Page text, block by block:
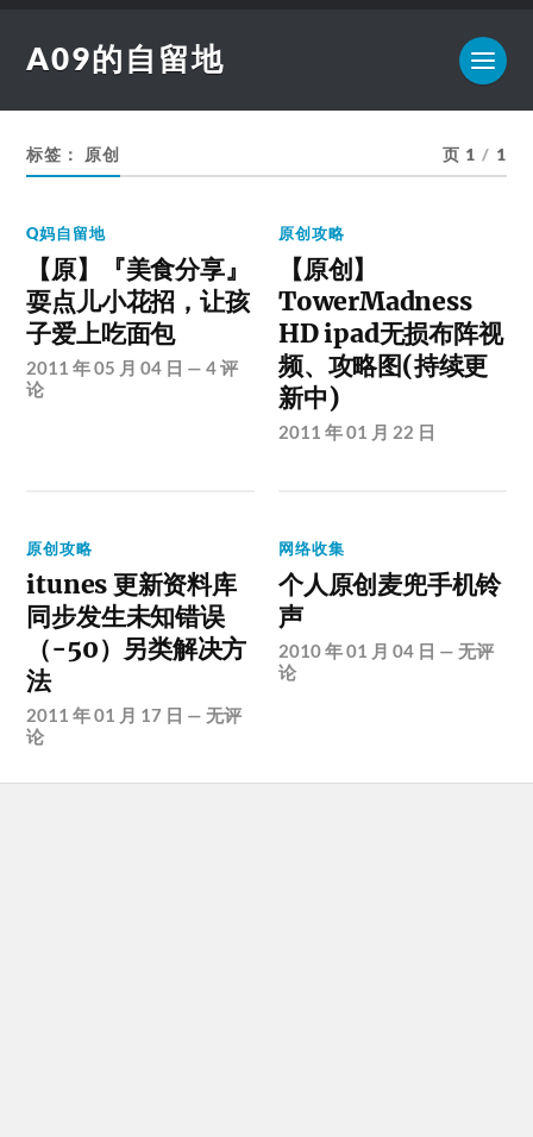
A09的自留地
标签： 原创 页 1 / 1
Q妈自留地
【原】『美食分享』
耍点儿小花招，让孩
子爱上吃面包
2011 年 05 月 04 日 —4 评
论
原创攻略
【原创】
TowerMadness
HD ipad无损布阵视
频、攻略图(持续更
新中)
2011 年 01 月 22 日
原创攻略
itunes 更新资料库
同步发生未知错误
（-50）另类解决方
法
2011 年 01 月 17 日 —无评
论
网络收集
个人原创麦兜手机铃
声
2010 年 01 月 04 日 —无评
论